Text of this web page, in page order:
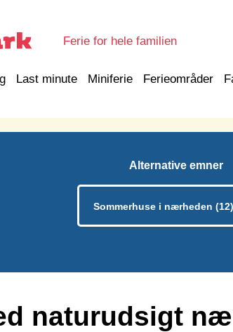
Ferie for hele familien
Last minute Miniferie Ferieområder
Alternative emner
Sommerhuse i nærheden (12)
naturudsigt